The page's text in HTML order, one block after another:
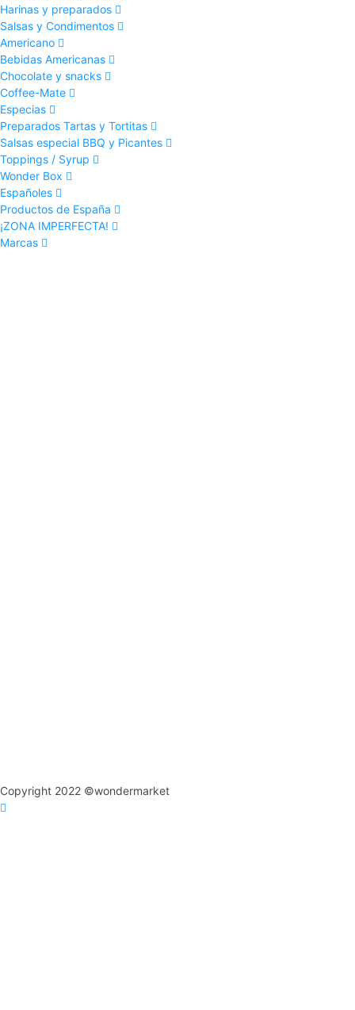
Harinas y preparados
Salsas y Condimentos
Americano
Bebidas Americanas
Chocolate y snacks
Coffee-Mate
Especias
Preparados Tartas y Tortitas
Salsas especial BBQ y Picantes
Toppings / Syrup
Wonder Box
Españoles
Productos de España
¡ZONA IMPERFECTA!
Marcas
Copyright 2022 ©wondermarket